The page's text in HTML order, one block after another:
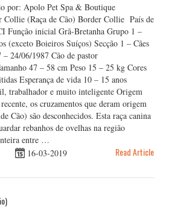
por: Apolo Pet Spa & Boutique
Collie (Raça de Cão) Border Collie País de
Função inicial Grã-Bretanha Grupo 1 –
(exceto Boieiros Suíços) Secção 1 – Cães
– 24/06/1987 Cão de pastor
47 – 58 cm Peso 15 – 25 kg Cores
Esperança de vida 10 – 15 anos
e muito inteligente Origem
os cruzamentos que deram origem
Cão) são desconhecidos. Esta raça canina
rebanhos de ovelhas na região
entre …
16-03-2019 Read Article